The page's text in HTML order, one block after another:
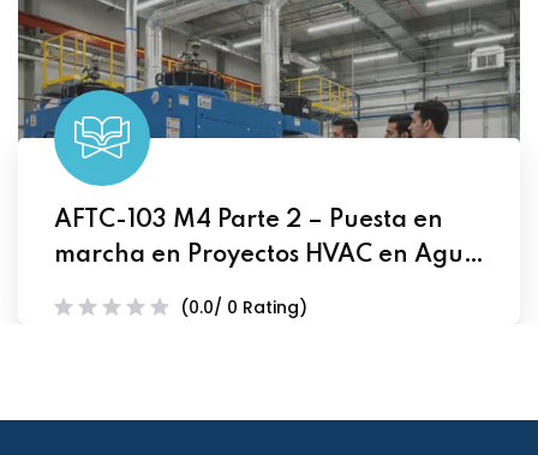
AFTC-103 M4 Parte 2 – Puesta en
marcha en Proyectos HVAC en Agua
(0.0/ 0 Rating)